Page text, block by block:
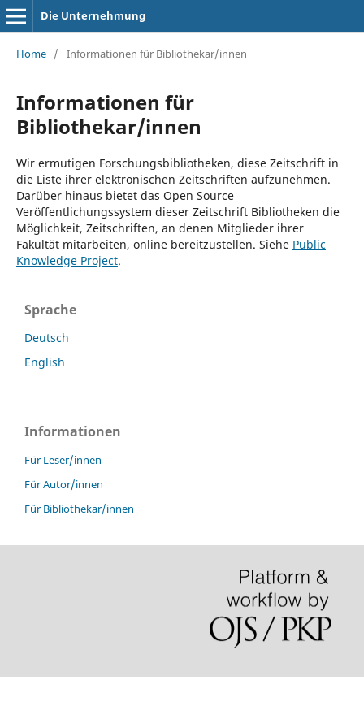
Die Unternehmung
Home / Informationen für Bibliothekar/innen
Informationen für
Bibliothekar/innen
Wir ermutigen Forschungsbibliotheken, diese Zeitschrift in
die Liste ihrer elektronischen Zeitschriften aufzunehmen.
Darüber hinaus bietet das Open Source
Veröffentlichungssystem dieser Zeitschrift Bibliotheken die
Möglichkeit, Zeitschriften, an denen Mitglieder ihrer
Fakultät mitarbeiten, online bereitzustellen. Siehe Public
Knowledge Project.
Sprache
Deutsch
English
Informationen
Für Leser/innen
Für Autor/innen
Für Bibliothekar/innen